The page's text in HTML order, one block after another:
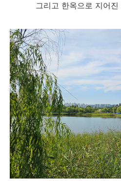
그리고 한옥으로 지어진